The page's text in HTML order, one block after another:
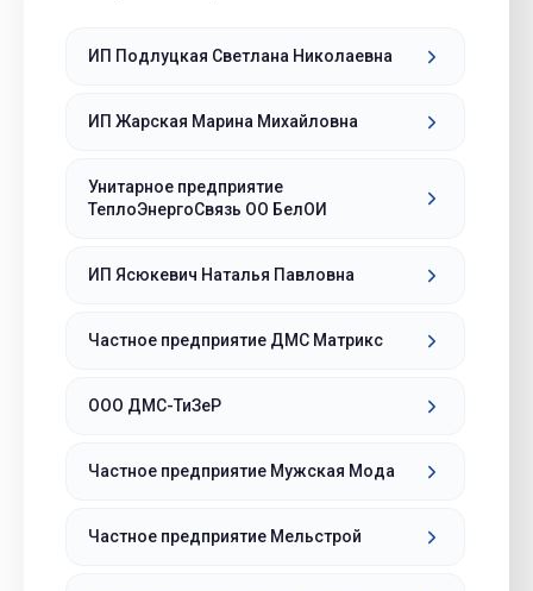
ИП Подлуцкая Светлана Николаевна
ИП Жарская Марина Михайловна
Унитарное предприятие
ТеплоЭнергоСвязь ОО БелОИ
ИП Ясюкевич Наталья Павловна
Частное предприятие ДМС Матрикс
ООО ДМС-ТиЗеР
Частное предприятие Мужская Мода
Частное предприятие Мельстрой